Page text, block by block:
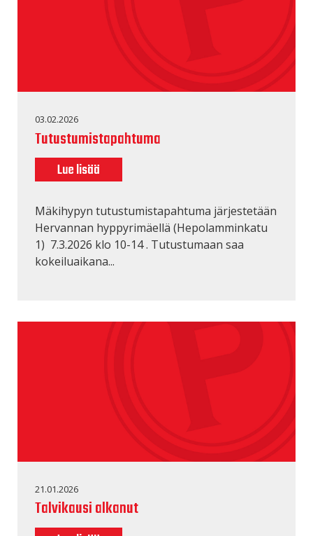
03.02.2026
Tutustumistapahtuma
Mäkihypyn tutustumistapahtuma järjestetään
Hervannan hyppyrimäellä (Hepolamminkatu
1) 7.3.2026 klo 10-14 . Tutustumaan saa
kokeiluaikana...
Lue lisää
21.01.2026
Talvikausi alkanut